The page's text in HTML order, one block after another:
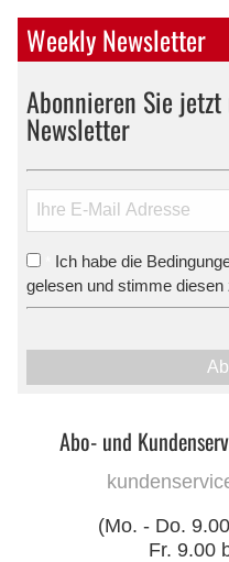
Weekly Newsletter
Abonnieren Sie
Newsletter
Ich habe die
gelesen und stimme diesen
Abo- und
(Mo. - Do.
Fr. 9.00